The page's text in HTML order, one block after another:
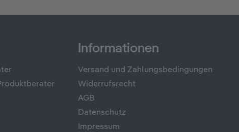
Informationen
Versand und Zahlungsbedingungen
Widerrufsrecht
AGB
Datenschutz
Impressum